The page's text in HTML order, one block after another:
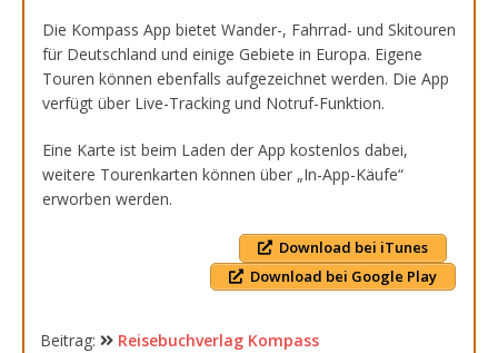
Die Kompass App bietet Wander-, Fahrrad- und Skitouren
für Deutschland und einige Gebiete in Europa. Eigene
Touren können ebenfalls aufgezeichnet werden. Die App
verfügt über Live-Tracking und Notruf-Funktion.
Eine Karte ist beim Laden der App kostenlos dabei,
weitere Tourenkarten können über „In-App-Käufe“
erworben werden.
Download bei iTunes
Download bei Google Play
Beitrag: Reisebuchverlag Kompass